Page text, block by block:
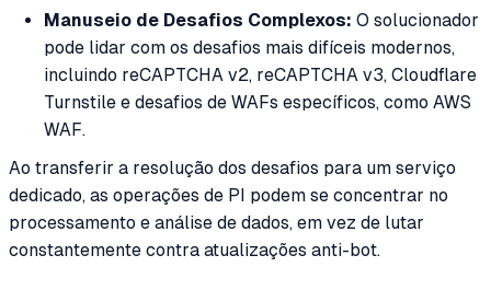
Manuseio de Desafios Complexos: O solucionador
pode lidar com os desafios mais difíceis modernos,
incluindo reCAPTCHA v2, reCAPTCHA v3, Cloudflare
Turnstile e desafios de WAFs específicos, como AWS
WAF.
Ao transferir a resolução dos desafios para um serviço
dedicado, as operações de PI podem se concentrar no
processamento e análise de dados, em vez de lutar
constantemente contra atualizações anti-bot.